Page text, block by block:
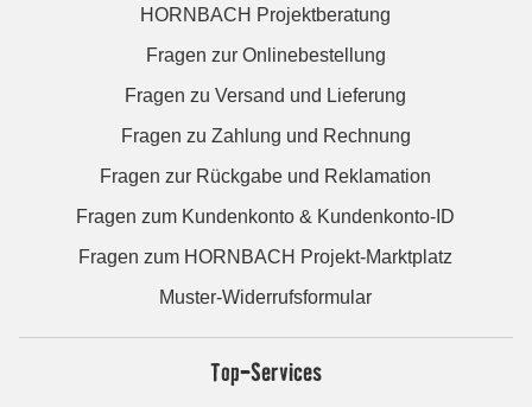
HORNBACH Projektberatung
Fragen zur Onlinebestellung
Fragen zu Versand und Lieferung
Fragen zu Zahlung und Rechnung
Fragen zur Rückgabe und Reklamation
Fragen zum Kundenkonto & Kundenkonto-ID
Fragen zum HORNBACH Projekt-Marktplatz
Muster-Widerrufsformular
Top-Services